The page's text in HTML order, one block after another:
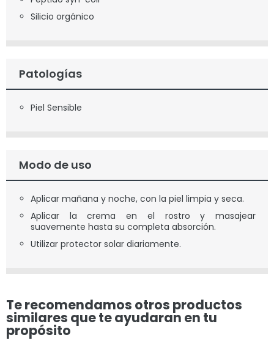
Silicio orgánico
Patologías
Piel Sensible
Modo de uso
Aplicar mañana y noche, con la piel limpia y seca.
Aplicar la crema en el rostro y masajear
suavemente hasta su completa absorción.
Utilizar protector solar diariamente.
Te recomendamos otros productos
similares que te ayudaran en tu
propósito